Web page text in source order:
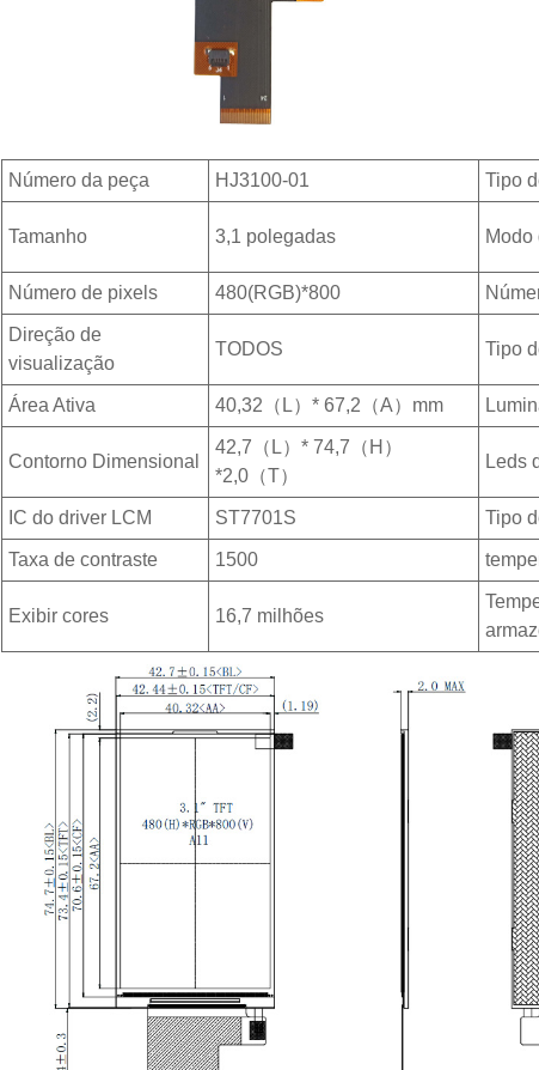
Número da peça HJ3100-01 Tipo
Tamanho 3,1 polegadas Modo
Número de pixels 480(RGB)*800
Direção de
visualização
TODOS Tipo
Área Ativa 40,32（L）* 67,2（A）mm
Contorno Dimensional
42,7（L）* 74,7（H）
*2,0（T）
Leds
IC do driver LCM ST7701S Tipo
Taxa de contraste 1500
Exibir cores 16,7 milhões